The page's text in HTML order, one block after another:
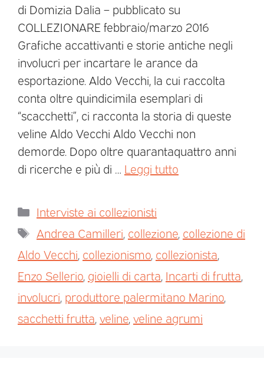
di Domizia Dalia – pubblicato su
COLLEZIONARE febbraio/marzo 2016
Grafiche accattivanti e storie antiche negli
involucri per incartare le arance da
esportazione. Aldo Vecchi, la cui raccolta
conta oltre quindicimila esemplari di
“scacchetti”, ci racconta la storia di queste
veline Aldo Vecchi Aldo Vecchi non
demorde. Dopo oltre quarantaquattro anni
di ricerche e più di … Leggi tutto
Interviste ai collezionisti
Andrea Camilleri collezione collezione di
Aldo Vecchi collezionismo collezionista
Enzo Sellerio gioielli di carta Incarti di frutta
involucri produttore palermitano Marino
sacchetti frutta veline veline agrumi